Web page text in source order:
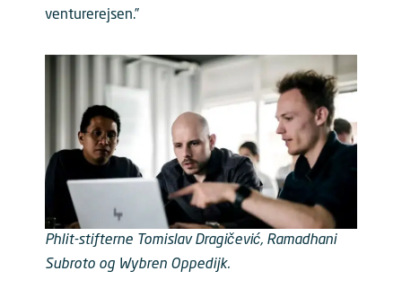
venturerejsen.”
Phlit-stifterne Tomislav Dragičević, Ramadhani
Subroto og Wybren Oppedijk.